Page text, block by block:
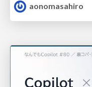
aonomasahiro